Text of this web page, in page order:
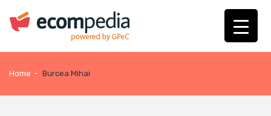
Home - Burcea Mihai